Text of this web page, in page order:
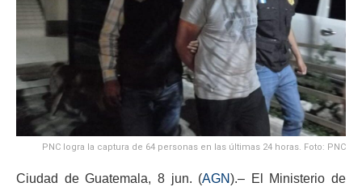
PNC logra la captura de 64 personas en las últimas 24 horas. Foto: PNC
Ciudad de Guatemala, 8 jun. (AGN).– El Ministerio de